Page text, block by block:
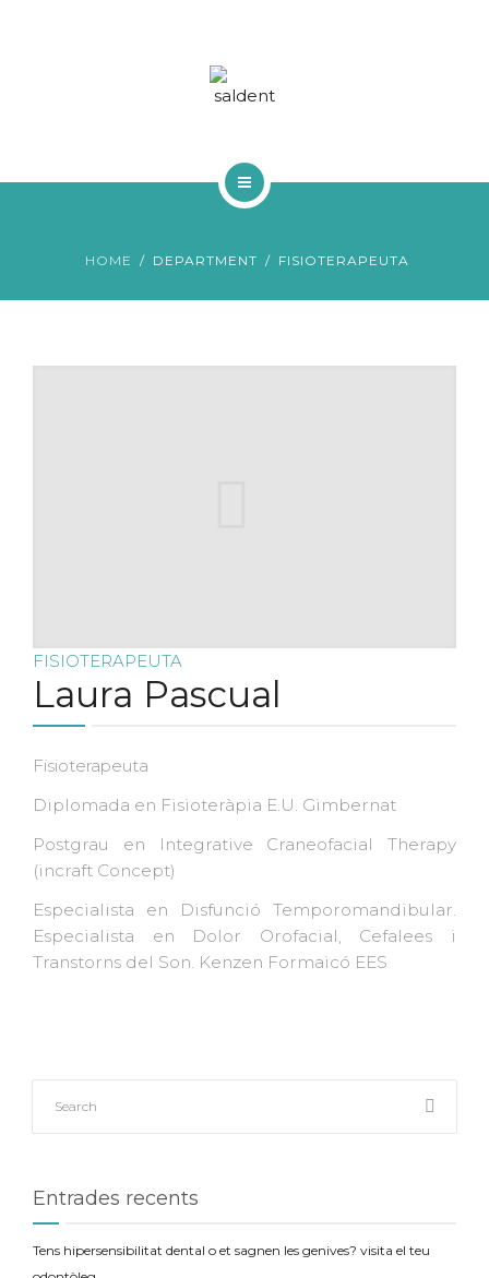
CONTACTA
QUI SOM
BLOG
HOME DEPARTMENT FISIOTERAPEUTA
FISIOTERAPEUTA
Laura Pascual
Fisioterapeuta
Diplomada en Fisioteràpia E.U. Gimbernat
Postgrau en Integrative Craneofacial Therapy
(incraft Concept)
Especialista en Disfunció Temporomandibular.
Especialista en Dolor Orofacial, Cefalees i
Transtorns del Son. Kenzen Formaicó EES
Entrades recents
Tens hipersensibilitat dental o et sagnen les genives? visita el teu